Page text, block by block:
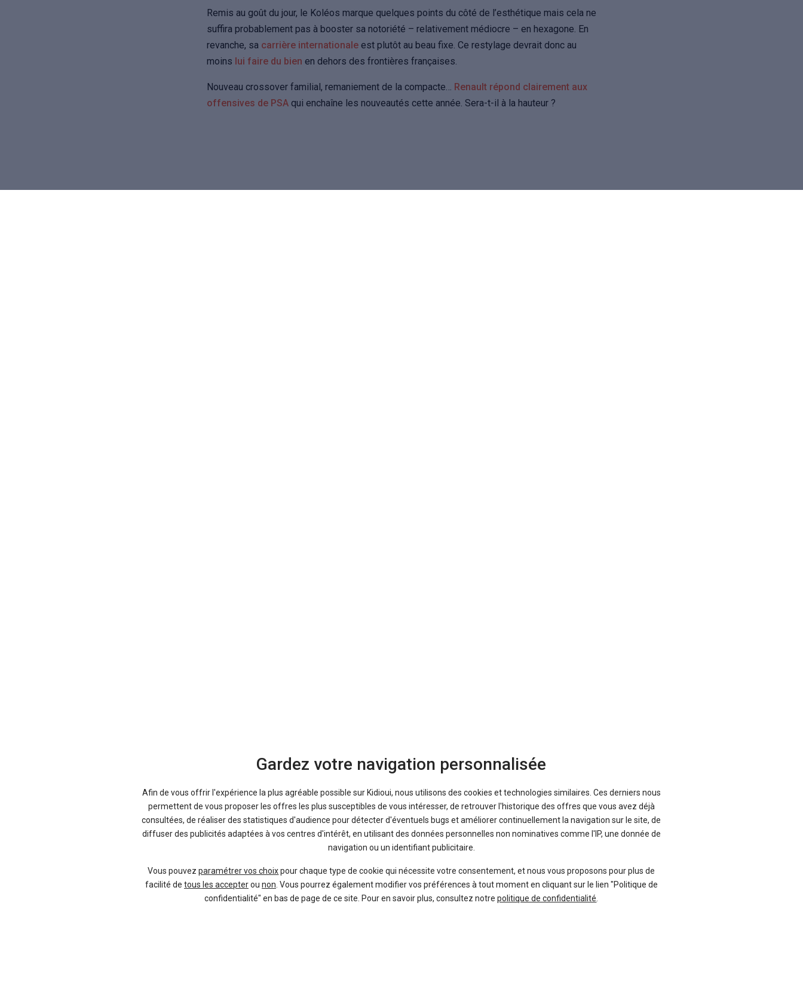
Remis au goût du jour, le Koléos marque quelques points du côté de l’esthétique mais cela ne
suffira probablement pas à booster sa notoriété – relativement médiocre – en hexagone. En
revanche, sa carrière internationale est plutôt au beau fixe. Ce restylage devrait donc au
moins lui faire du bien en dehors des frontières françaises.
Nouveau crossover familial, remaniement de la compacte… Renault répond clairement aux
offensives de PSA qui enchaîne les nouveautés cette année. Sera-t-il à la hauteur ?
-39 %
MG4
-17 %
TOYOTA
Yaris Cross
-11 %
DACIA
Duster
Gardez votre navigation personnalisée
Afin de vous offrir l'expérience la plus agréable possible sur Kidioui, nous utilisons des cookies et technologies similaires. Ces derniers nous
permettent de vous proposer les offres les plus susceptibles de vous intéresser, de retrouver l'historique des offres que vous avez déjà
consultées, de réaliser des statistiques d'audience pour détecter d'éventuels bugs et améliorer continuellement la navigation sur le site, de
diffuser des publicités adaptées à vos centres d'intérêt, en utilisant des données personnelles non nominatives comme l'IP, une donnée de
navigation ou un identifiant publicitaire.
Vous pouvezparamétrer vos choixpour chaque type de cookie qui nécessite votre consentement, et nous vous proposons pour plus de
facilité de tous les accepterou non . Vous pourrez également modifier vos préférences à tout moment en cliquant sur le lien "Politique de
confidentialité" en bas de page de ce site. Pour en savoir plus, consultez notrepolitique de confidentialité